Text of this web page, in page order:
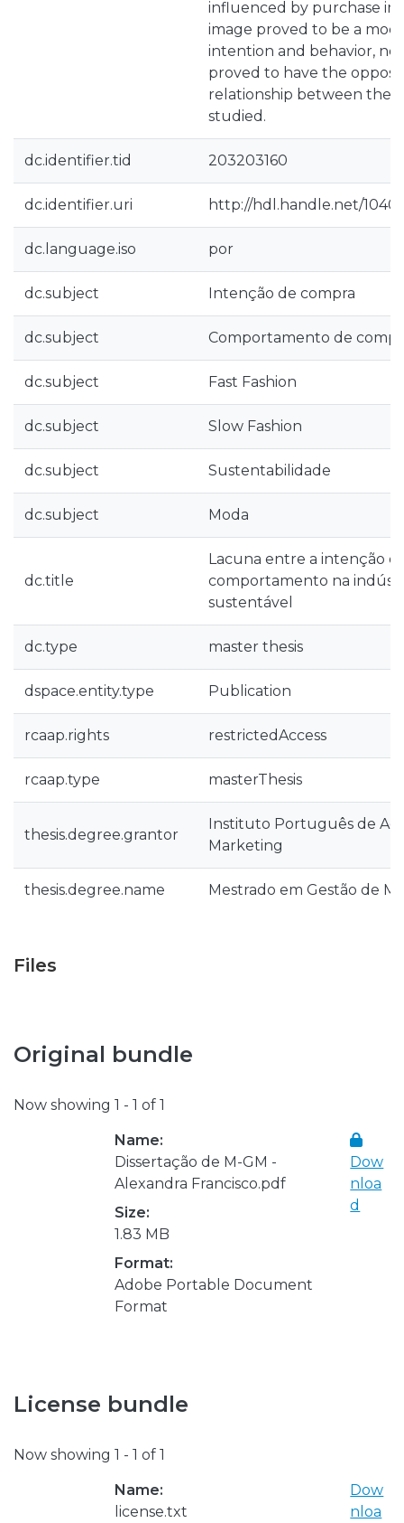
influenced by purchase
image proved to be a
intention and behavior,
proved to have the
relationship between the
studied.
dc.identifier.tid 203203160
dc.identifier.uri http://hdl.handle.net/
dc.language.iso por
dc.subject Intenção de compra
dc.subject Comportamento de
dc.subject Fast Fashion
dc.subject Slow Fashion
dc.subject Sustentabilidade
dc.subject Moda
dc.title
Lacuna entre a intenção
comportamento na
sustentável
dc.type master thesis
dspace.entity.type Publication
rcaap.rights restrictedAccess
rcaap.type masterThesis
thesis.degree.grantor
Instituto Português de
Marketing
thesis.degree.name Mestrado em Gestão de
Files
Original bundle
Now showing 1 - 1 of 1
Name:
Dissertação de M-GM -
Alexandra Francisco.pdf
Size:
1.83 MB
Format:
Adobe Portable Document
Format
Dow
nloa
d
License bundle
Now showing 1 - 1 of 1
Name:
license.txt
Dow
nloa